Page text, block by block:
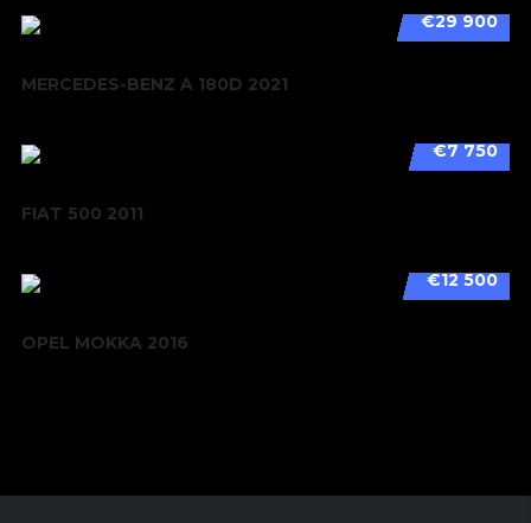
€29 900
MERCEDES-BENZ A 180D 2021
€7 750
FIAT 500 2011
€12 500
OPEL MOKKA 2016